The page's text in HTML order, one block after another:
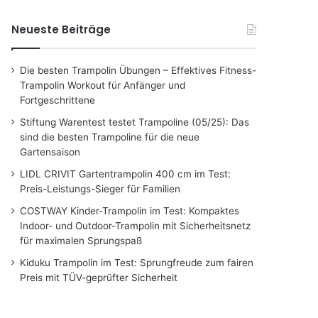
Neueste Beiträge
Die besten Trampolin Übungen – Effektives Fitness-
Trampolin Workout für Anfänger und
Fortgeschrittene
Stiftung Warentest testet Trampoline (05/25): Das
sind die besten Trampoline für die neue
Gartensaison
LIDL CRIVIT Gartentrampolin 400 cm im Test:
Preis-Leistungs-Sieger für Familien
COSTWAY Kinder-Trampolin im Test: Kompaktes
Indoor- und Outdoor-Trampolin mit Sicherheitsnetz
für maximalen Sprungspaß
Kiduku Trampolin im Test: Sprungfreude zum fairen
Preis mit TÜV-geprüfter Sicherheit